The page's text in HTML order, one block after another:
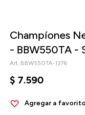
Champíones
- BBW550TA -
BBW550TA-1376
$ 7.590